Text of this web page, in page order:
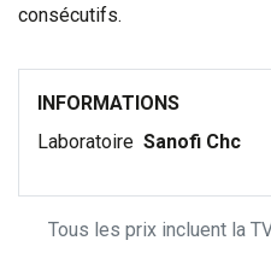
consécutifs.
INFORMATIONS
Laboratoire Sanofi Chc
Tous les prix incluent la